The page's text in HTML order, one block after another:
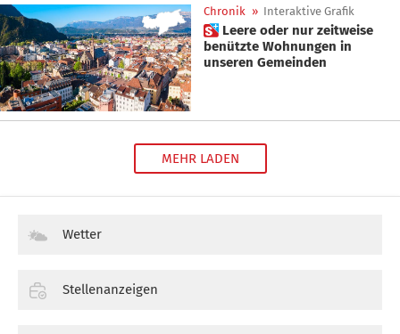
Chronik » Interaktive Grafik
 Leere oder nur zeitweise
benützte Wohnungen in
unseren Gemeinden
MEHR LADEN
Wetter
Stellenanzeigen